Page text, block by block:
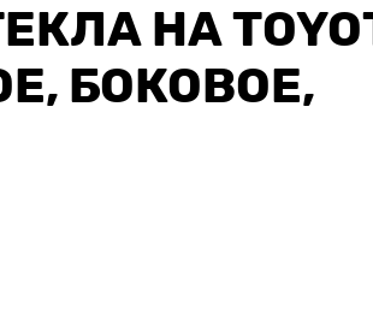
НА
БОКОВОЕ,